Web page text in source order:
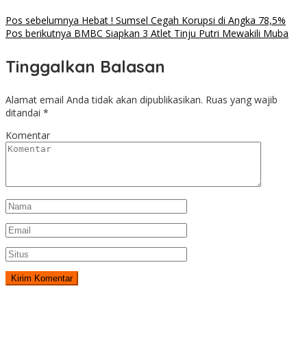
Pos sebelumnya Hebat ! Sumsel Cegah Korupsi di Angka 78,5%
Pos berikutnya BMBC Siapkan 3 Atlet Tinju Putri Mewakili Muba
Tinggalkan Balasan
Alamat email Anda tidak akan dipublikasikan. Ruas yang wajib
ditandai *
Komentar